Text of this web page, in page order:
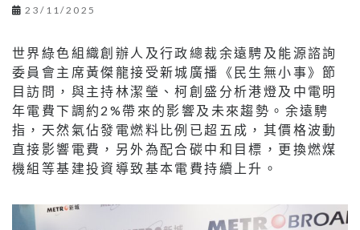
23/11/2025
世界綠色組織創辦人及行政總裁余遠騁及能源諮詢
委員會主席黃傑龍接受新城廣播《民生無小事》節
目訪問，與主持林潔瑩、柯創盛分析港燈及中電明
年電費下調約2%帶來的影響及未來趨勢。余遠騁
指，天然氣佔發電燃料比例已超五成，其價格波動
直接影響電費，另外為配合碳中和目標，更換燃煤
機組等基建投資導致基本電費持續上升。